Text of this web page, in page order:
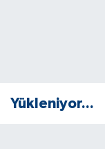
Yükleniyor...